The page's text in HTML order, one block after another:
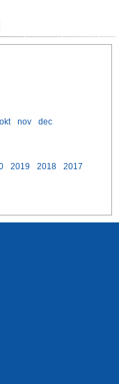
okt nov dec
2019 2018
2017